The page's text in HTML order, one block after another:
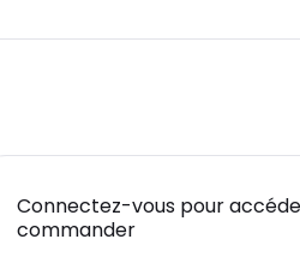
Connectez-vous pour
commander